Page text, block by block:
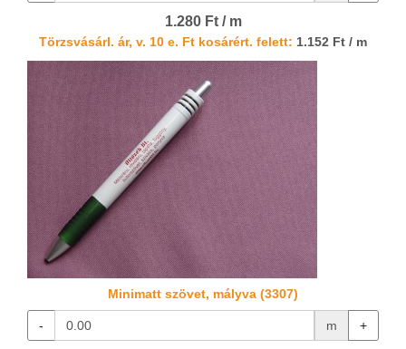
1.280 Ft / m
Törzsvásárl. ár, v. 10 e. Ft kosárért. felett: 1.152 Ft / m
Minimatt szövet, mályva (3307)
- m +